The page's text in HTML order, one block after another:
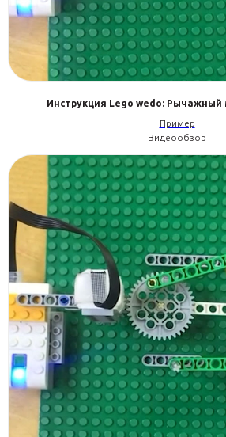
Инструкция Lego wedo: Рычажный
Пример
Видеообзор